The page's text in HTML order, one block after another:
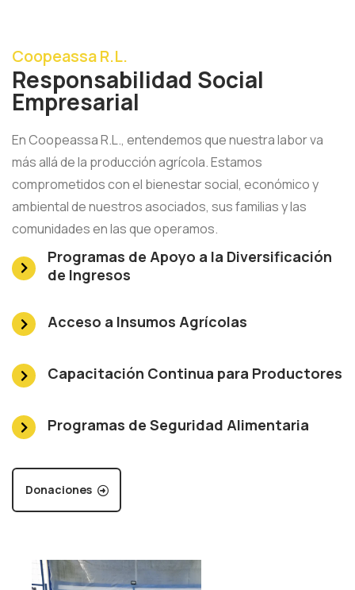
Coopeassa R.L.
Responsabilidad Social
Empresarial
En Coopeassa R.L., entendemos que nuestra labor va
más allá de la producción agrícola. Estamos
comprometidos con el bienestar social, económico y
ambiental de nuestros asociados, sus familias y las
comunidades en las que operamos.
Programas de Apoyo a la Diversificación
de Ingresos
Acceso a Insumos Agrícolas
Capacitación Continua para Productores
Programas de Seguridad Alimentaria
Donaciones